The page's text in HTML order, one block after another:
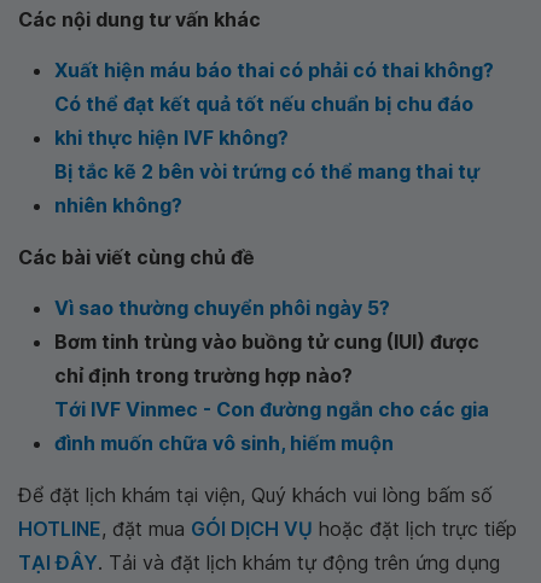
Các nội dung tư vấn khác
Xuất hiện máu báo thai có phải có thai không?
Có thể đạt kết quả tốt nếu chuẩn bị chu đáo
khi thực hiện IVF không?
Bị tắc kẽ 2 bên vòi trứng có thể mang thai tự
nhiên không?
Các bài viết cùng chủ đề
Vì sao thường chuyển phôi ngày 5?
Bơm tinh trùng vào buồng tử cung (IUI) được
chỉ định trong trường hợp nào?
Tới IVF Vinmec - Con đường ngắn cho các gia
đình muốn chữa vô sinh, hiếm muộn
Để đặt lịch khám tại viện, Quý khách vui lòng bấm số
HOTLINE, đặt mua GÓI DỊCH VỤ hoặc đặt lịch trực tiếp
TẠI ĐÂY. Tải và đặt lịch khám tự động trên ứng dụng